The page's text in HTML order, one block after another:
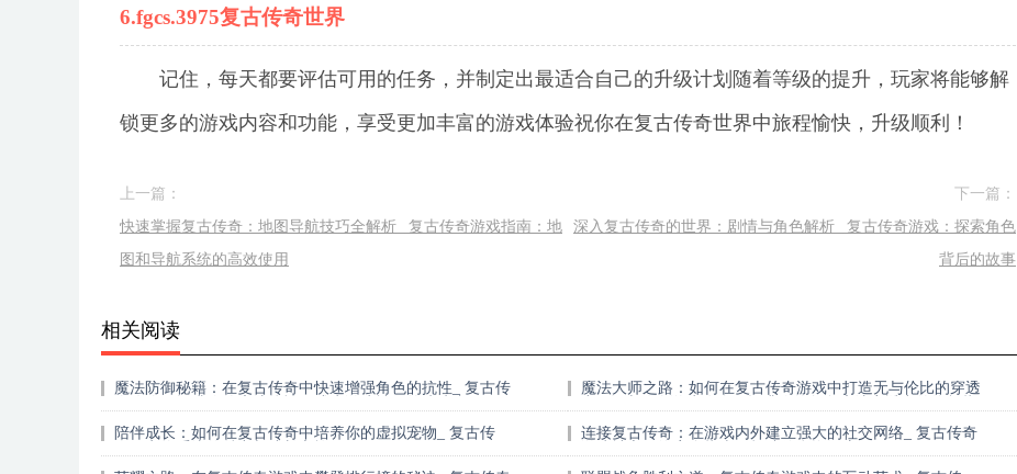
6.fgcs.3975复古传奇世界
记住，每天都要评估可用的任务，并制定出最适合自己的升级计划随着等级的提升，玩家将能够解
锁更多的游戏内容和功能，享受更加丰富的游戏体验祝你在复古传奇世界中旅程愉快，升级顺利！
上一篇：
快速掌握复古传奇：地图导航技巧全解析_ 复古传奇游戏指南：地
图和导航系统的高效使用
下一篇：
深入复古传奇的世界：剧情与角色解析_ 复古传奇游戏：探索角色
背后的故事
相关阅读
魔法防御秘籍：在复古传奇中快速增强角色的抗性_ 复古传
魔法大师之路：如何在复古传奇游戏中打造无与伦比的穿透
陪伴成长：如何在复古传奇中培养你的虚拟宠物_ 复古传
连接复古传奇：在游戏内外建立强大的社交网络_ 复古传奇